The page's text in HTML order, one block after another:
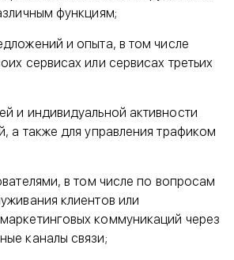
функциям;
и опыта, в том числе
сервисах или сервисах третьих
и индивидуальной активности
а также для управления трафиком
в том числе по вопросам
клиентов или
коммуникаций через
каналы связи;